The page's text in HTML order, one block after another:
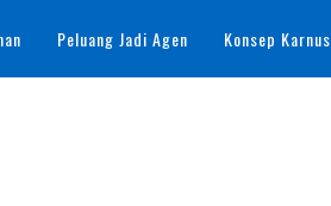
Peluang Jadi Agen Konsep Karnus